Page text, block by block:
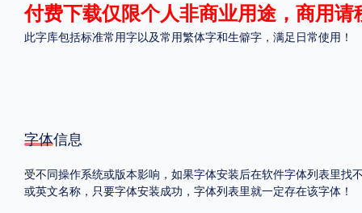
格式
.TTF .OTF
中国大陆
付费下载仅限个人非商业用途，商用
此字库包括标准常用字以及常用繁体字和生僻字，满足日常使用！
字体信息
受不同操作系统或版本影响，如果字体安装后在软件字体列表里
或英文名称，只要字体安装成功，字体列表里就一定存在该字体！